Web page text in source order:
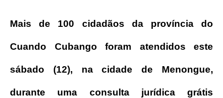
Mais de 100 cidadãos da província do
Cuando Cubango foram atendidos este
sábado (12), na cidade de Menongue,
durante uma consulta jurídica grátis